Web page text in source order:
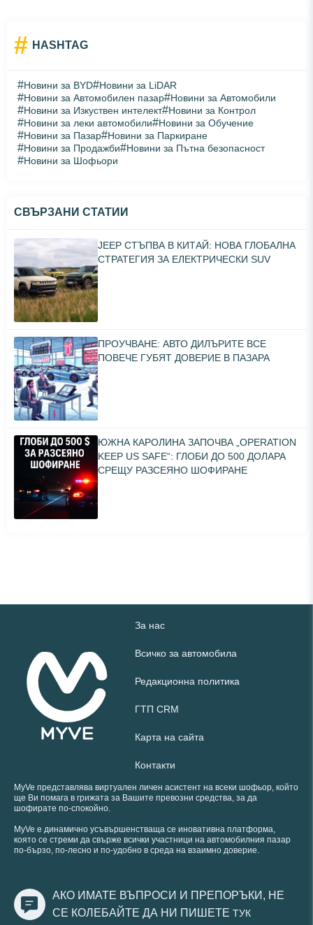
# HASHTAG
#Новини за BYD#Новини за LiDAR
#Новини за Автомобилен пазар#Новини за Автомобили
#Новини за Изкуствен интелект#Новини за Контрол
#Новини за леки автомобили#Новини за Обучение
#Новини за Пазар#Новини за Паркиране
#Новини за Продажби#Новини за Пътна безопасност
#Новини за Шофьори
СВЪРЗАНИ СТАТИИ
JEEP СТЪПВА В КИТАЙ: НОВА ГЛОБАЛНА
СТРАТЕГИЯ ЗА ЕЛЕКТРИЧЕСКИ SUV
ПРОУЧВАНЕ: АВТО ДИЛЪРИТЕ ВСЕ
ПОВЕЧЕ ГУБЯТ ДОВЕРИЕ В ПАЗАРА
ЮЖНА КАРОЛИНА ЗАПОЧВА „OPERATION
KEEP US SAFE“: ГЛОБИ ДО 500 ДОЛАРА
СРЕЩУ РАЗСЕЯНО ШОФИРАНЕ
За нас
Всичко за автомобила
Редакционна политика
ГТП CRM
Карта на сайта
Контакти
MyVe представлява виртуален личен асистент на всеки шофьор, който
ще Ви помага в грижата за Вашите превозни средства, за да
шофирате по-спокойно.
MyVe е динамично усъвършенстваща се иновативна платформа,
която се стреми да свърже всички участници на автомобилния пазар
по-бързо, по-лесно и по-удобно в среда на взаимно доверие.
АКО ИМАТЕ ВЪПРОСИ И ПРЕПОРЪКИ, НЕ
СЕ КОЛЕБАЙТЕ ДА НИ ПИШЕТЕ ТУК